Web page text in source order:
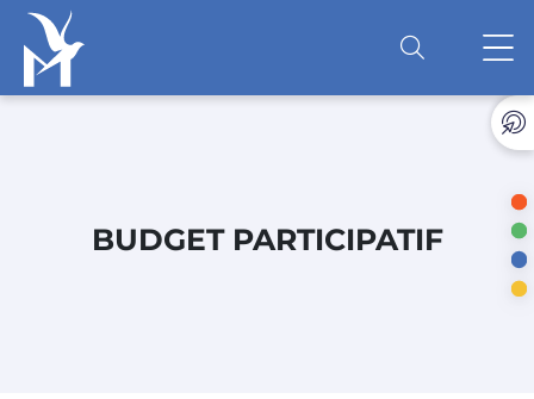
BUDGET PARTICIPATIF